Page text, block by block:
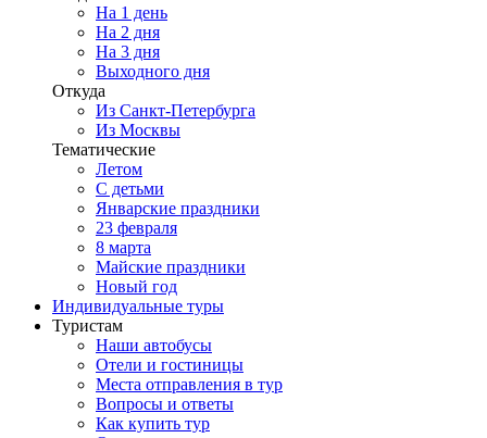
На 1 день
На 2 дня
На 3 дня
Выходного дня
Откуда
Из Санкт-Петербурга
Из Москвы
Тематические
Летом
С детьми
Январские праздники
23 февраля
8 марта
Майские праздники
Новый год
Индивидуальные туры
Туристам
Наши автобусы
Отели и гостиницы
Места отправления в тур
Вопросы и ответы
Как купить тур